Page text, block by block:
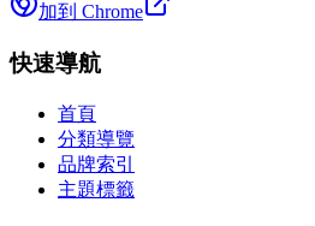
加到 Chrome
快速導航
首頁
分類導覽
品牌索引
主題標籤